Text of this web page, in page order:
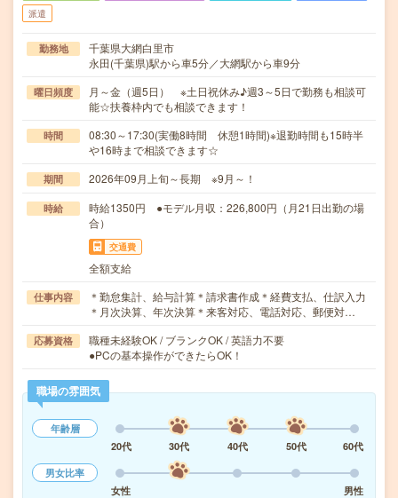
派遣
勤務地
千葉県大網白里市
永田(千葉県)駅から車5分／大網駅から車9分
曜日頻度
月～金（週5日） ※土日祝休み♪週3～5日で勤務も相談可
能☆扶養枠内でも相談できます！
時間
08:30～17:30(実働8時間 休憩1時間)※退勤時間も15時半
や16時まで相談できます☆
期間 2026年09月上旬～長期 ※9月～！
時給
時給1350円 ●モデル月収：226,800円（月21日出勤の場
合）
交通費
全額支給
仕事内容
＊勤怠集計、給与計算＊請求書作成＊経費支払、仕訳入力
＊月次決算、年次決算＊来客対応、電話対応、郵便対…
応募資格
職種未経験OK / ブランクOK / 英語力不要
●PCの基本操作ができたらOK！
職場の雰囲気
年齢層
20代
30代 40代 50代
60代
男女比率
女性
男性